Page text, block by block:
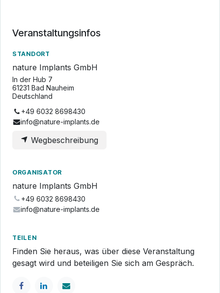
Veranstaltungsinfos
STANDORT
nature Implants GmbH
In der Hub 7
61231 Bad Nauheim
Deutschland
+49 6032 8698430
info@nature-implants.de
Wegbeschreibung
ORGANISATOR
nature Implants GmbH
+49 6032 8698430
info@nature-implants.de
TEILEN
Finden Sie heraus, was über diese Veranstaltung
gesagt wird und beteiligen Sie sich am Gespräch.